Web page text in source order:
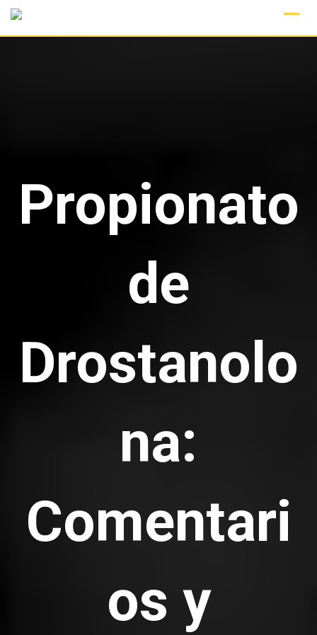
Skip
Propionato
de
Drostanolo
na:
Comentari
os y